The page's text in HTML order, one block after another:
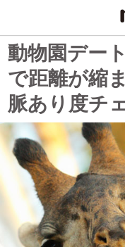
動物園デー
で距離が縮
脈あり度チ